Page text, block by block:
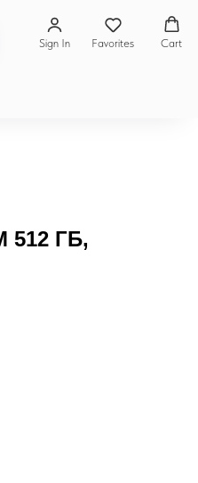
Sign In Favorites Cart
512 ГБ,